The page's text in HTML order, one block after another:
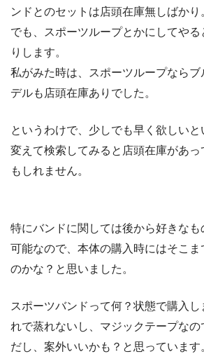
ンドとのセットは店頭在庫無しばかり
でも、スポーツループとかにしてや
りします。
私がみた時は、スポーツループなら
デルも店頭在庫ありでした。
というわけで、少しでも早く欲しい
変えて検索してみると店頭在庫があ
もしれません。
特にバンドに関しては後から好きなも
可能なので、本体の購入時にはそこ
のかな？と思いました。
スポーツバンドって何？状態で購入し
れで蒸れないし、マジックテープな
だし、案外いいかも？と思っています